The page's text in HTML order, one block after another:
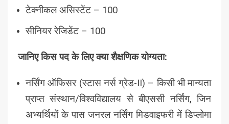
टेक्नीकल असिस्टेंट – 100
सीनियर रेजिडेंट – 100
जानिए किस पद के लिए क्या शैक्षणिक योग्यता:
नर्सिंग ऑफिसर (स्टास नर्स ग्रेड-II) – किसी भी मान्यता
प्राप्त संस्थान/विश्वविद्यालय से बीएससी नर्सिंग, जिन
अभ्यर्थियों के पास जनरल नर्सिंग मिडवाइफरी में डिप्लोमा